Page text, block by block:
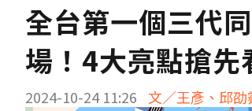
全台第一個三代
場！4大亮點搶先
2024-10-24 11:26 文／王彥、邱劭